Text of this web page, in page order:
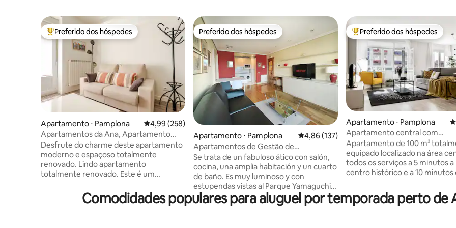
Entre os melhores preferidos dos hóspedes
Preferido dos hóspedes
Apartamento ⋅ Pamplona 4,99 de uma avaliação média de 5, 258 avaliações
4,99 (258)
Apartamentos da Ana, Apartamento
com cama queen...
Desfrute do charme deste apartamento
moderno e espaçoso totalmente
renovado. Lindo apartamento
totalmente renovado. Este é um
em um prédio de 100 anos recém-
Preferido dos hóspedes
Preferido dos hóspedes
Apartamento ⋅ Pamplona 4,86 de uma avaliação média de 5, 137
4,86 (137)
Apartamentos de Gestão de
Acomodações, Fabulo...
Se trata de un fabuloso ático con salón,
cocina, una amplia habitación y un cuarto
de baño. Es muy luminoso y con
estupendas vistas al Parque Yamaguchi.
Es una 7ª altura, con ascensor. Posibilidad
de parking subterráneo debajo del
Entre os melhores preferidos
Preferido dos hóspedes
Apartamento ⋅ Pamplona
Apartamento central com
estacionamento e ponto de
Apartamento de 100 m²
equipado localizado na área
todos os serviços a 5 minutos a
centro histórico e a 10 minutos
Universidade de Navarra.
estadias por motivos de
Comodidades populares para aluguel por temporada perto de